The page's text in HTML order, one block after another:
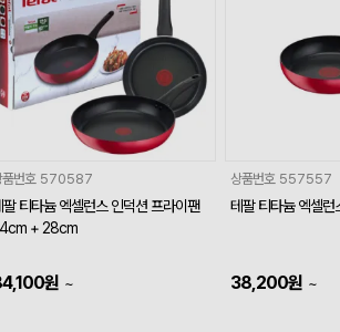
품번호 570587
팔 티타늄 엑셀런스 인덕션 프라이팬
+ 28cm
원 ~
상품번호 557557
테팔 티타늄 엑셀
38,200원 ~